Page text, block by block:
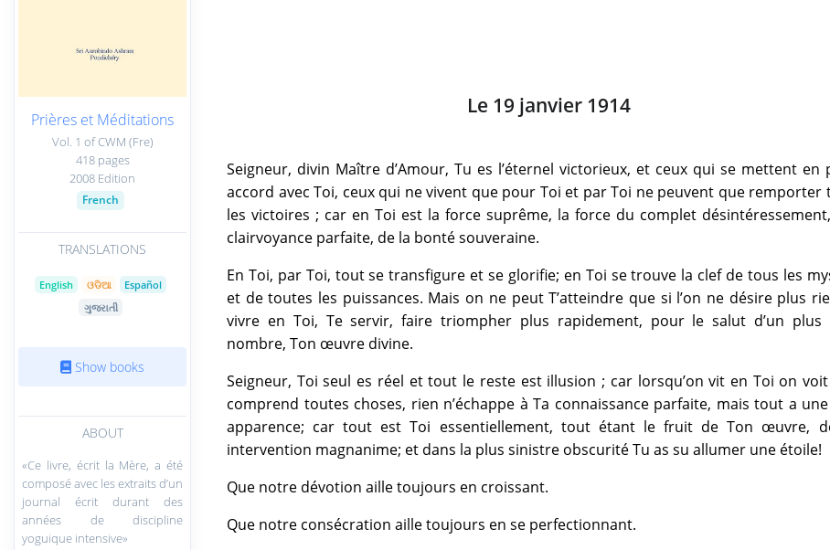
Prières et Méditations
Vol. 1 of CWM (Fre)
418 pages
2008 Edition
French
TRANSLATIONS
English ଓଡିଆ
Español
ગુજરાતી
Show books
ABOUT
«Ce livre, écrit la Mère, a été
composé avec les extraits d’un
journal écrit durant des
années de discipline
yoguique intensive»
Le 19 janvier 1914
Seigneur, divin Maître d’Amour, Tu es l’éternel victorieux, et ceux qui se mettent en
accord avec Toi, ceux qui ne vivent que pour Toi et par Toi ne peuvent que remporter
les victoires ; car en Toi est la force suprême, la force du complet
clairvoyance parfaite, de la bonté souveraine.
En Toi, par Toi, tout se transfigure et se glorifie; en Toi se trouve la clef de tous les
et de toutes les puissances. Mais on ne peut T’atteindre que si l’on ne désire plus
vivre en Toi, Te servir, faire triompher plus rapidement, pour le salut d’un plus
nombre, Ton œuvre divine.
Seigneur, Toi seul es réel et tout le reste est illusion ; car lorsqu’on vit en Toi on
comprend toutes choses, rien n’échappe à Ta connaissance parfaite, mais tout a
apparence; car tout est Toi essentiellement, tout étant le fruit de Ton œuvre,
intervention magnanime; et dans la plus sinistre obscurité Tu as su allumer une étoile!
Que notre dévotion aille toujours en croissant.
Que notre consécration aille toujours en se perfectionnant.